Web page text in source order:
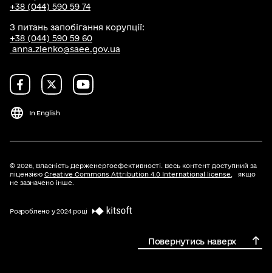
+38 (044) 590 59 74
З питань запобігання корупції:
+38 (044) 590 59 60
anna.zlenko@saee.gov.ua
In English
© 2026, Власність Держенергоефективності. Весь контент доступний за
ліцензією Creative Commons Attribution 4.0 International license , якщо
не зазначено інше.
Розроблено у 2024 році
Повернутись наверх